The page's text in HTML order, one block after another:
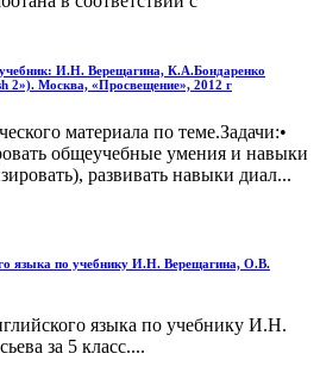
И.Н. Верещагина, К.А.Бондаренко
2»). Москва, «Просвещение», 2012 г
материала по теме.Задачи:•
общеучебные умения и навыки
развивать навыки диал...
языка по учебнику И.Н. Верещагина, О.В.
языка по учебнику И.Н.
за 5 класс....